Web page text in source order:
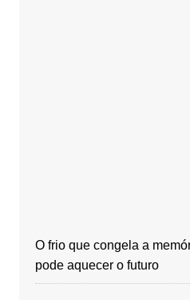
O frio que congela a
pode aquecer o futuro